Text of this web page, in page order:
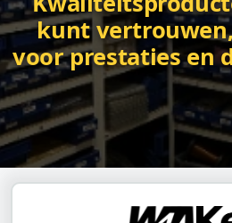
kunt
voor prestaties en